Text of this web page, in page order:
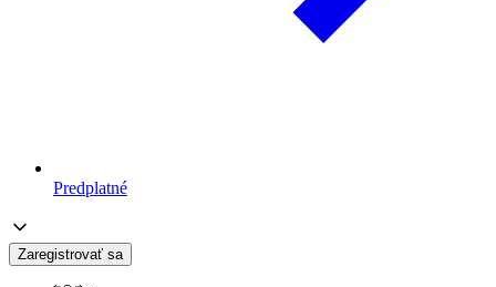
Predplatné
Zaregistrovať sa